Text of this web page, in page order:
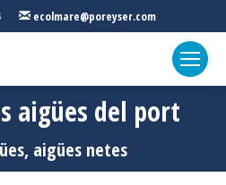
ecolmare@poreyser.com
aigües del port
aigües netes
aquí: